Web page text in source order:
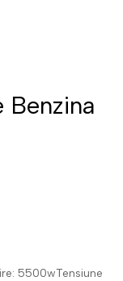
Benzina
5500wTensiune